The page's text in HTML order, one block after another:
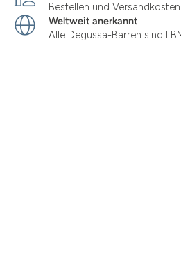
Bestellen und
Weltweit anerkannt
Alle Degussa-Barren sind